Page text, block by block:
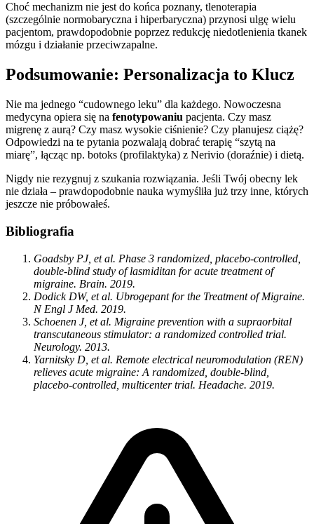
Choć mechanizm nie jest do końca poznany, tlenoterapia
(szczególnie normobaryczna i hiperbaryczna) przynosi ulgę wielu
pacjentom, prawdopodobnie poprzez redukcję niedotlenienia tkanek
mózgu i działanie przeciwzapalne.
Podsumowanie: Personalizacja to Klucz
Nie ma jednego “cudownego leku” dla każdego. Nowoczesna
medycyna opiera się na fenotypowaniu pacjenta. Czy masz
migrenę z aurą? Czy masz wysokie ciśnienie? Czy planujesz ciążę?
Odpowiedzi na te pytania pozwalają dobrać terapię “szytą na
miarę”, łącząc np. botoks (profilaktyka) z Nerivio (doraźnie) i dietą.
Nigdy nie rezygnuj z szukania rozwiązania. Jeśli Twój obecny lek
nie działa – prawdopodobnie nauka wymyśliła już trzy inne, których
jeszcze nie próbowałeś.
Bibliografia
Goadsby PJ, et al. Phase 3 randomized, placebo-controlled,
double-blind study of lasmiditan for acute treatment of
migraine. Brain. 2019.
Dodick DW, et al. Ubrogepant for the Treatment of Migraine.
N Engl J Med. 2019.
Schoenen J, et al. Migraine prevention with a supraorbital
transcutaneous stimulator: a randomized controlled trial.
Neurology. 2013.
Yarnitsky D, et al. Remote electrical neuromodulation (REN)
relieves acute migraine: A randomized, double-blind,
placebo-controlled, multicenter trial. Headache. 2019.